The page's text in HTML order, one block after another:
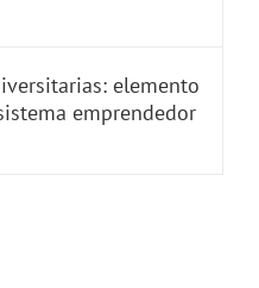
elemento
emprendedor